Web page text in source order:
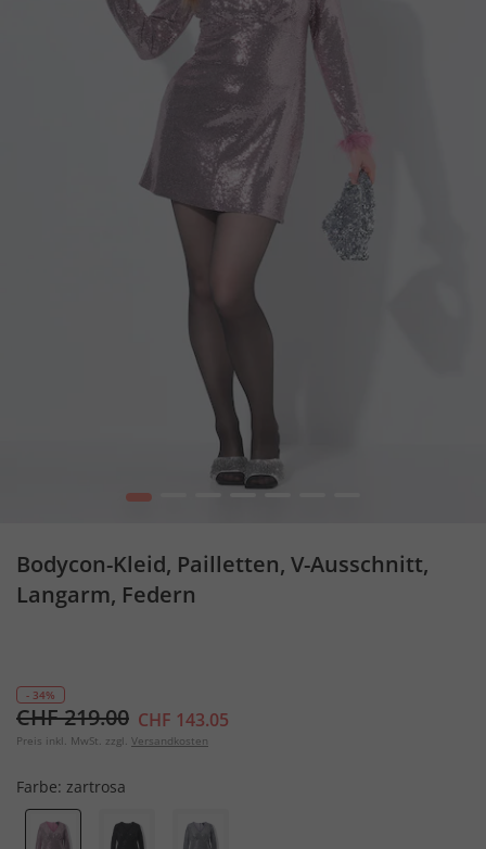
1
Bodycon-Kleid, Pailletten, V-Ausschnitt,
Langarm, Federn
- 34%
CHF 219.00 CHF 143.05
Preis inkl. MwSt. zzgl. Versandkosten
Farbe: zartrosa